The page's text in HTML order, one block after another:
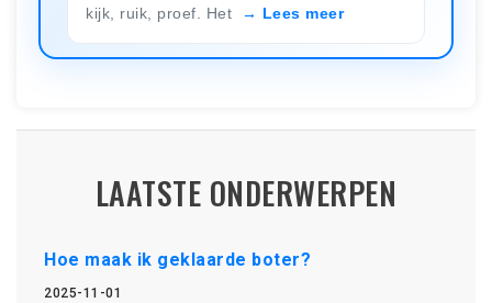
kijk, ruik, proef. Het
Lees meer
LAATSTE ONDERWERPEN
Hoe maak ik geklaarde boter?
2025-11-01